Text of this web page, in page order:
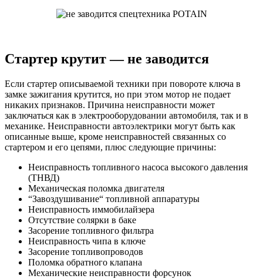
Стартер крутит — не заводится
Если стартер описываемой техники при повороте ключа в
замке зажигания крутится, но при этом мотор не подает
никаких признаков. Причина неисправности может
заключаться как в электрооборудовании автомобиля, так и в
механике. Неисправности автоэлектрики могут быть как
описанные выше, кроме неисправностей связанных со
стартером и его цепями, плюс следующие причины:
Неисправность топливного насоса высокого давления
(ТНВД)
Механическая поломка двигателя
“Завоздушивание“ топливной аппаратуры
Неисправность иммобилайзера
Отсутствие солярки в баке
Засорение топливного фильтра
Неисправность чипа в ключе
Засорение топливопроводов
Поломка обратного клапана
Механические неисправности форсунок